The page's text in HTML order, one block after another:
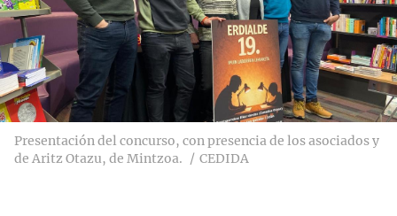
Presentación del concurso, con presencia de los asociados y
de Aritz Otazu, de Mintzoa.
CEDIDA